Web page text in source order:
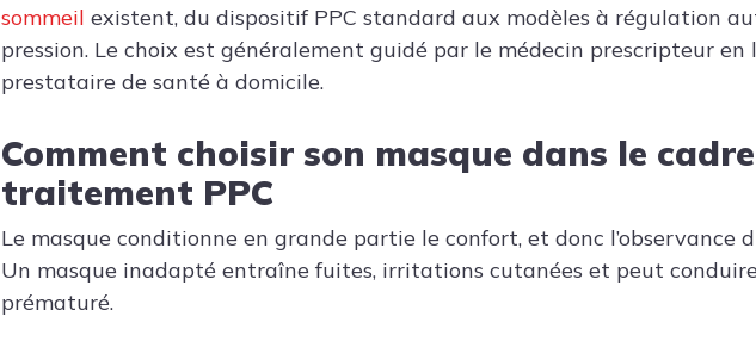
sommeil existent, du dispositif PPC standard aux modèles à régulation
pression. Le choix est généralement guidé par le médecin prescripteur en
prestataire de santé à domicile.
Comment choisir son masque dans le cadre
traitement PPC
Le masque conditionne en grande partie le confort, et donc l’observance
Un masque inadapté entraîne fuites, irritations cutanées et peut
prématuré.